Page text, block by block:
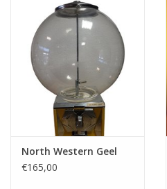
North Western Geel
€165,00